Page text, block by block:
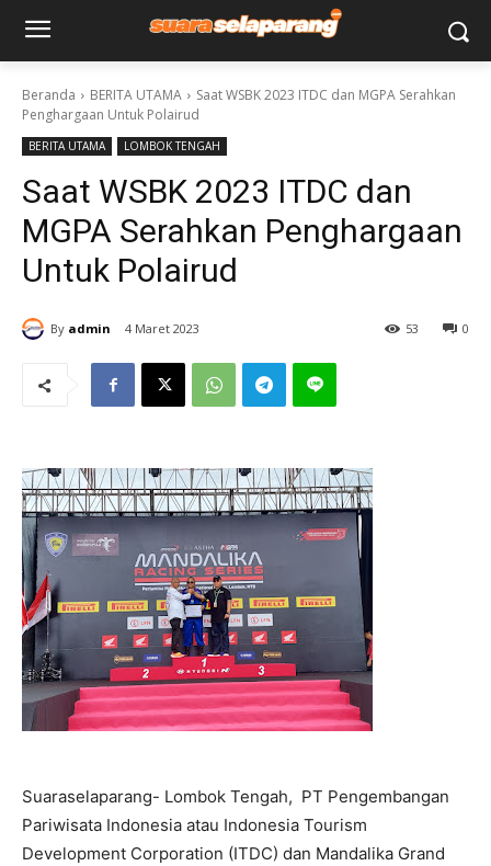
Beranda BERITA UTAMA
Saat WSBK 2023 ITDC dan MGPA Serahkan
Penghargaan Untuk Polairud
BERITA UTAMA LOMBOK TENGAH
Saat WSBK 2023 ITDC dan
MGPA Serahkan Penghargaan
Untuk Polairud
By admin 4 Maret 2023 0
53
Suaraselaparang- Lombok Tengah, PT Pengembangan
Pariwisata Indonesia atau Indonesia Tourism
Development Corporation (ITDC) dan Mandalika Grand